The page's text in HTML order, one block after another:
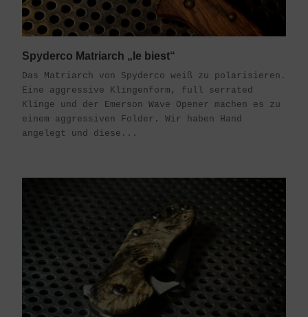
Spyderco Matriarch „le biest“
Das Matriarch von Spyderco weiß zu polarisieren.
Eine aggressive Klingenform, full serrated
Klinge und der Emerson Wave Opener machen es zu
einem aggressiven Folder. Wir haben Hand
angelegt und diese...